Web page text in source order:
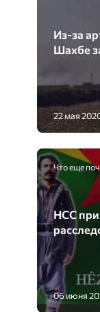
Из-за
Шахбе
22 мая
Что еще
НСС
06 июня